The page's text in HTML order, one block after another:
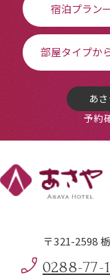
宿泊プラン
部屋タイプか
あ
予約
〒321-2598
0288-77-